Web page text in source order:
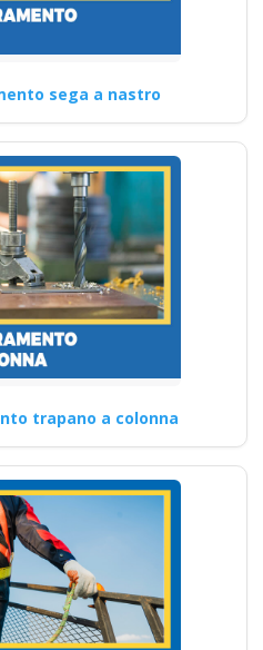
sega a nastro
trapano a colonna